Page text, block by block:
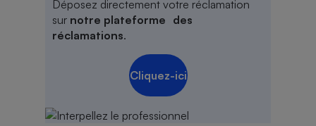
Déposez directement votre réclamation
sur notre plateforme des
réclamations.
Cliquez-ici